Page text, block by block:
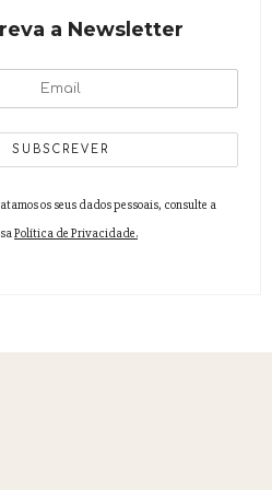
a Newsletter
os seus dados pessoais, consulte a
Política de Privacidade.